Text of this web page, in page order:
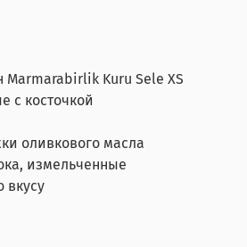
Kuru Sele XS
с косточкой
оливкового масла
измельченные
вкусу